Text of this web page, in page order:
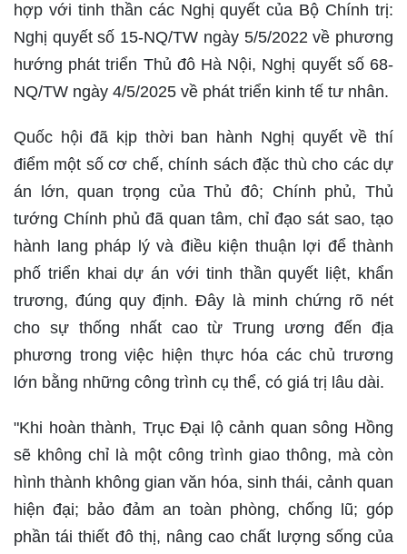
hợp với tinh thần các Nghị quyết của Bộ Chính trị:
Nghị quyết số 15-NQ/TW ngày 5/5/2022 về phương
hướng phát triển Thủ đô Hà Nội, Nghị quyết số 68-
NQ/TW ngày 4/5/2025 về phát triển kinh tế tư nhân.
Quốc hội đã kịp thời ban hành Nghị quyết về thí
điểm một số cơ chế, chính sách đặc thù cho các dự
án lớn, quan trọng của Thủ đô; Chính phủ, Thủ
tướng Chính phủ đã quan tâm, chỉ đạo sát sao, tạo
hành lang pháp lý và điều kiện thuận lợi để thành
phố triển khai dự án với tinh thần quyết liệt, khẩn
trương, đúng quy định. Đây là minh chứng rõ nét
cho sự thống nhất cao từ Trung ương đến địa
phương trong việc hiện thực hóa các chủ trương
lớn bằng những công trình cụ thể, có giá trị lâu dài.
"Khi hoàn thành, Trục Đại lộ cảnh quan sông Hồng
sẽ không chỉ là một công trình giao thông, mà còn
hình thành không gian văn hóa, sinh thái, cảnh quan
hiện đại; bảo đảm an toàn phòng, chống lũ; góp
phần tái thiết đô thị, nâng cao chất lượng sống của